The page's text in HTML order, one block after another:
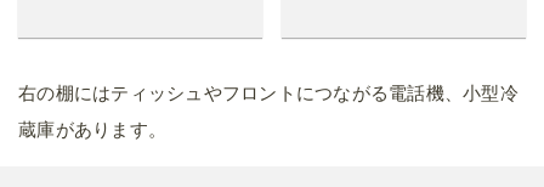
右の棚にはティッシュやフロントにつながる電話機、小型冷
蔵庫があります。